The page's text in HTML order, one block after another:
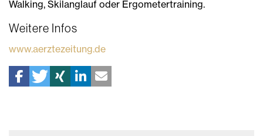
Walking, Skilanglauf oder Ergometertraining.
Weitere Infos
www.aerztezeitung.de